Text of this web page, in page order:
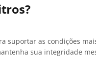
suportar as condições
sua integridade